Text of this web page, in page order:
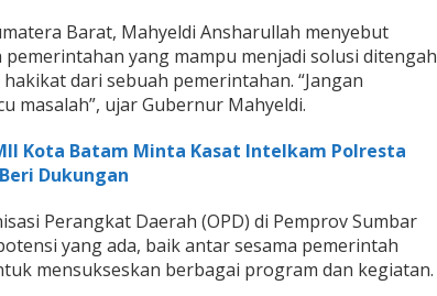
Barat, Mahyeldi Ansharullah menyebut
yang mampu menjadi solusi ditengah
dari sebuah pemerintahan. “Jangan
masalah”, ujar Gubernur Mahyeldi.
Kota Batam Minta Kasat Intelkam Polresta
Dukungan
Perangkat Daerah (OPD) di Pemprov Sumbar
yang ada, baik antar sesama pemerintah
mensukseskan berbagai program dan kegiatan.